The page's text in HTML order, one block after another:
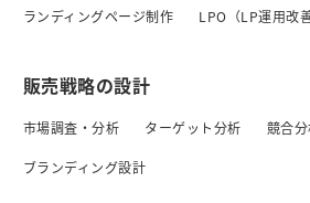
ランディングページ制作 LPO（LP運用改
販売戦略の設計
市場調査・分析 ターゲット分析 競合
ブランディング設計